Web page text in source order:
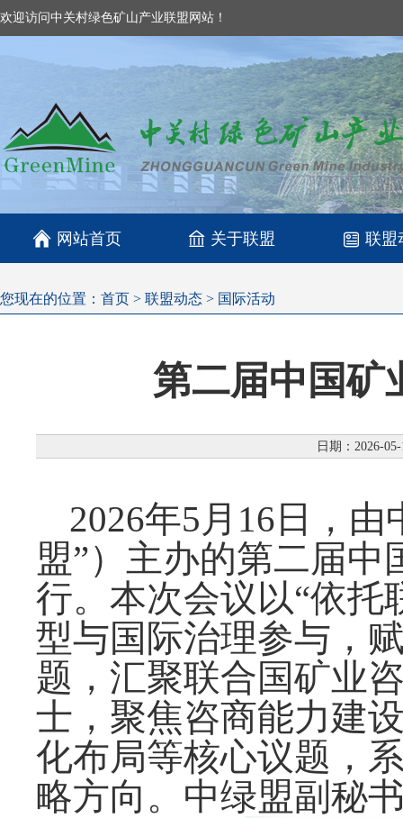
欢迎访问中关村绿色矿山产业联盟网站！
 网站首页 关于联盟 联盟
您现在的位置： 首页 > 联盟动态 > 国际活动
第二届中国矿
日期：2026-
2026年5月16日，
盟”）主办的第二届
行。本次会议以“依
型与国际治理参与，
题，汇聚联合国矿业
士，聚焦咨商能力建
化布局等核心议题，
略方向。中绿盟副秘